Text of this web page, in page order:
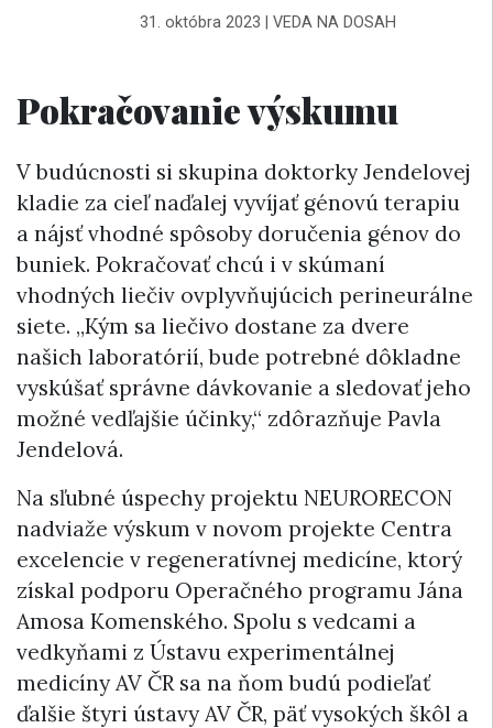
31. októbra 2023 VEDA NA DOSAH
Pokračovanie výskumu
V budúcnosti si skupina doktorky Jendelovej
kladie za cieľ naďalej vyvíjať génovú terapiu
a nájsť vhodné spôsoby doručenia génov do
buniek. Pokračovať chcú i v skúmaní
vhodných liečiv ovplyvňujúcich perineurálne
siete. „Kým sa liečivo dostane za dvere
našich laboratórií, bude potrebné dôkladne
vyskúšať správne dávkovanie a sledovať jeho
možné vedľajšie účinky,“ zdôrazňuje Pavla
Jendelová.
Na sľubné úspechy projektu NEURORECON
nadviaže výskum v novom projekte Centra
excelencie v regeneratívnej medicíne, ktorý
získal podporu Operačného programu Jána
Amosa Komenského. Spolu s vedcami a
vedkyňami z Ústavu experimentálnej
medicíny AV ČR sa na ňom budú podieľať
ďalšie štyri ústavy AV ČR, päť vysokých škôl a